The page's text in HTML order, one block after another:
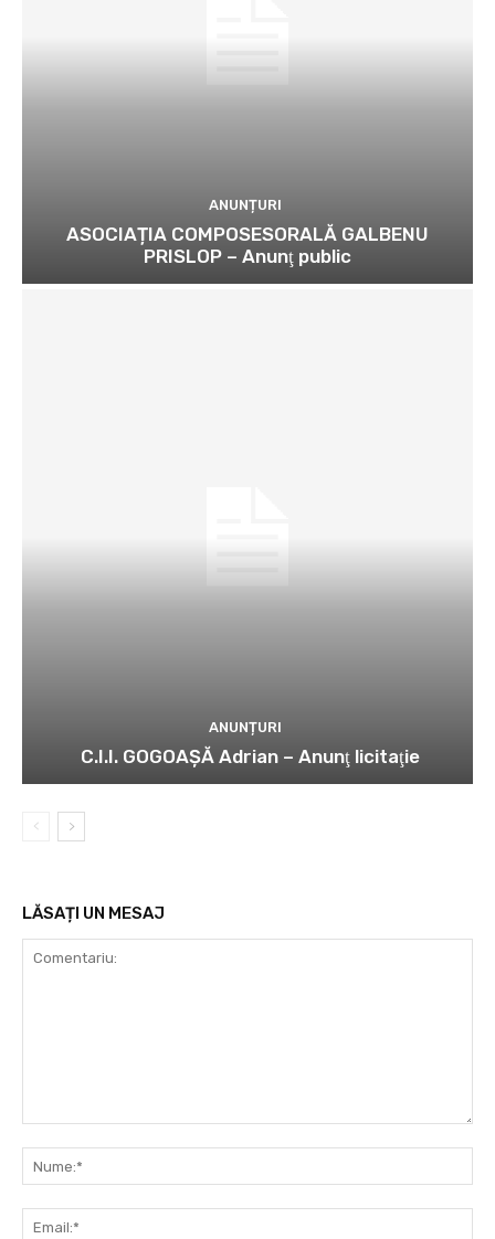
ANUNȚURI
ASOCIAȚIA COMPOSESORALĂ GALBENU
PRISLOP – Anunţ public
ANUNȚURI
C.I.I. GOGOAŞĂ Adrian – Anunţ licitaţie
LĂSAȚI UN MESAJ